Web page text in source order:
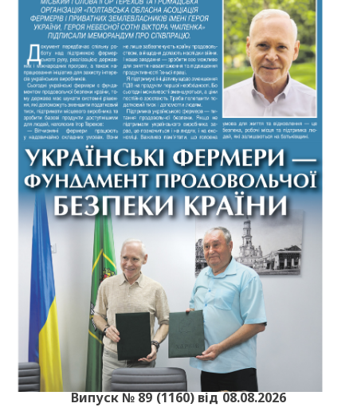
Випуск № 89 (1160) від 08.08.2026